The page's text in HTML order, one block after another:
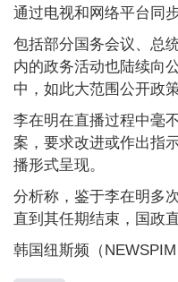
通过电视和网络平台同步
包括部分国务会议、总
内的政务活动也陆续向
中，如此大范围公开政
李在明在直播过程中毫
案，要求改进或作出指
播形式呈现。
分析称，鉴于李在明多
直到其任期结束，国政
韩国纽斯频（